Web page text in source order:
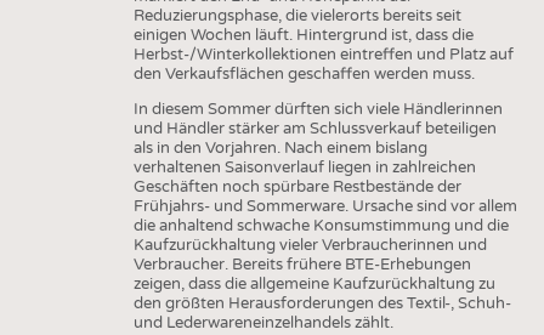
Reduzierungsphase, die vielerorts bereits seit
einigen Wochen läuft. Hintergrund ist, dass die
Herbst-/Winterkollektionen eintreffen und Platz auf
den Verkaufsflächen geschaffen werden muss.
In diesem Sommer dürften sich viele Händlerinnen
und Händler stärker am Schlussverkauf beteiligen
als in den Vorjahren. Nach einem bislang
verhaltenen Saisonverlauf liegen in zahlreichen
Geschäften noch spürbare Restbestände der
Frühjahrs- und Sommerware. Ursache sind vor allem
die anhaltend schwache Konsumstimmung und die
Kaufzurückhaltung vieler Verbraucherinnen und
Verbraucher. Bereits frühere BTE-Erhebungen
zeigen, dass die allgemeine Kaufzurückhaltung zu
den größten Herausforderungen des Textil-, Schuh-
und Lederwareneinzelhandels zählt.